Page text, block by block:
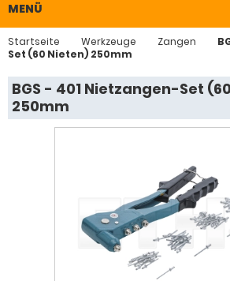
MENÜ
Startseite Werkzeuge Zangen
Set (60 Nieten) 250mm
BGS - 401 Nietzangen-Set
250mm